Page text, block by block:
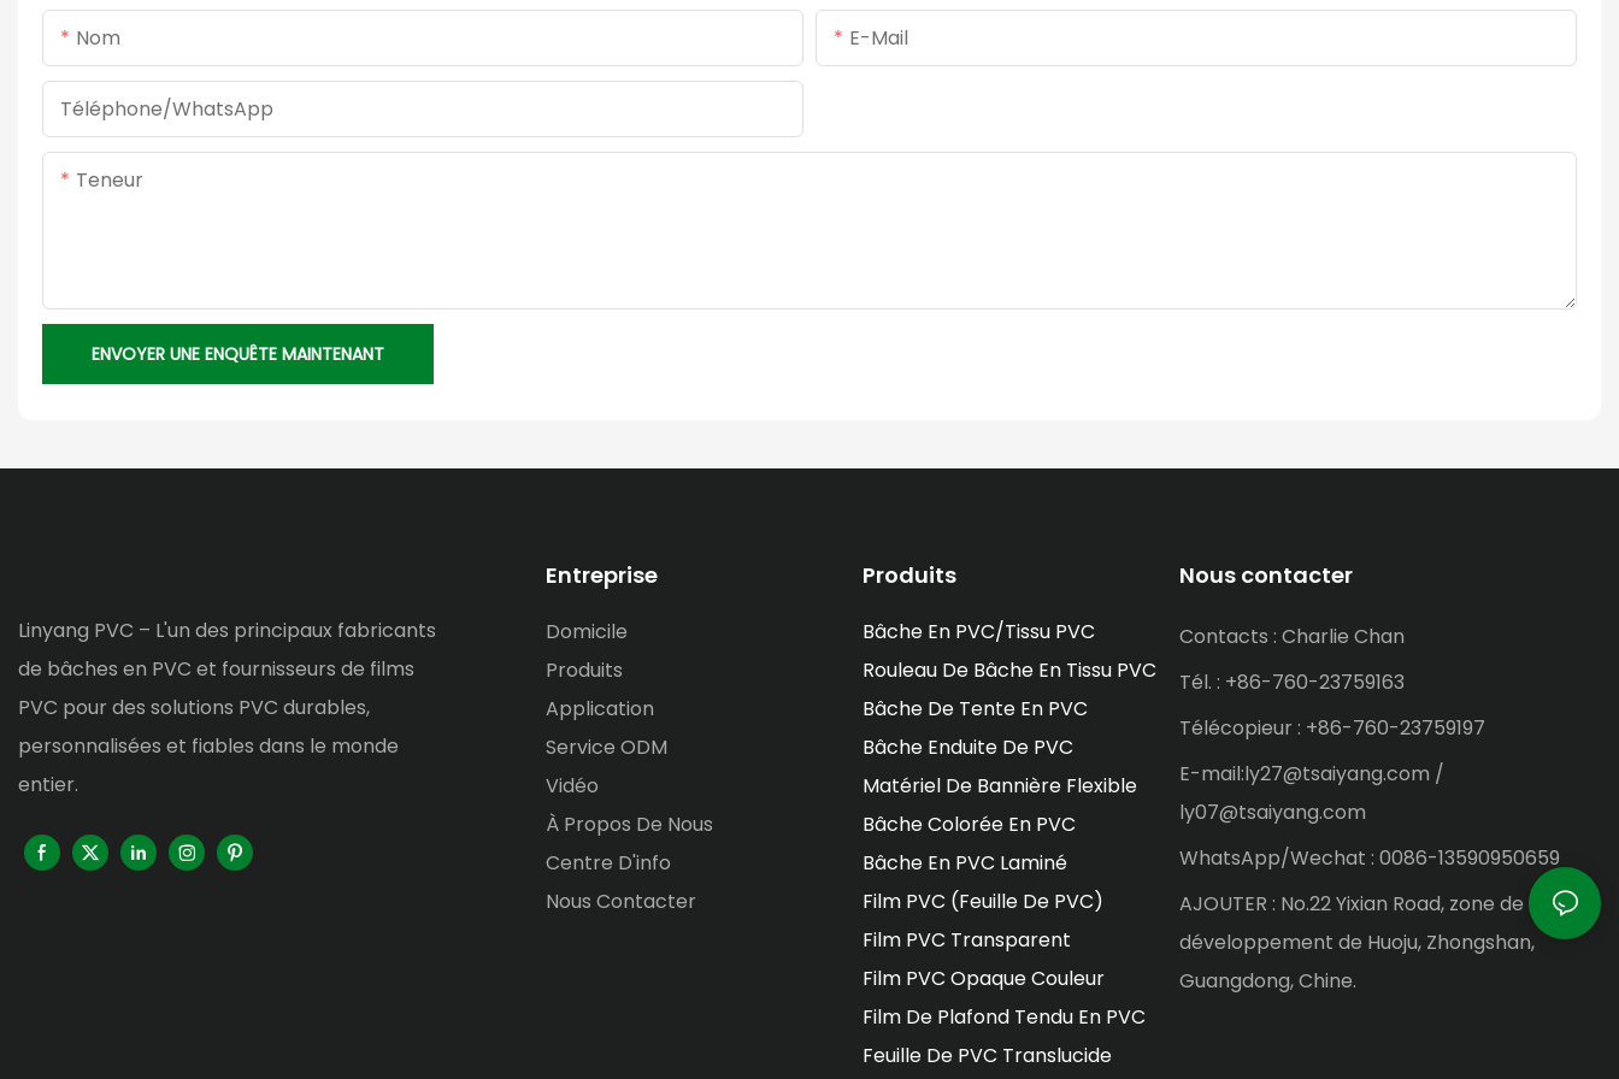
Nom E-Mail
Téléphone/WhatsApp
Teneur
ENVOYER UNE ENQUÊTE MAINTENANT
Linyang PVC – L'un des principaux fabricants
de bâches en PVC et fournisseurs de films
PVC pour des solutions PVC durables,
personnalisées et fiables dans le monde
entier.
Entreprise
Domicile
Produits
Application
Service ODM
Vidéo
À Propos De Nous
Centre D'info
Nous Contacter
Produits
Bâche En PVC/tissu PVC
Rouleau De Bâche En Tissu PVC
Bâche De Tente En PVC
Bâche Enduite De PVC
Matériel De Bannière Flexible
Bâche Colorée En PVC
Bâche En PVC Laminé
Film PVC (feuille De PVC)
Film PVC Transparent
Film PVC Opaque Couleur
Film De Plafond Tendu En PVC
Feuille De PVC Translucide
Nous contacter
Contacts : Charlie Chan
Tél. : +86-760-23759163
Télécopieur : +86-760-23759197
E-mail:ly27@tsaiyang.com /
ly07@tsaiyang.com
WhatsApp/Wechat : 0086-13590950659
AJOUTER : No.22 Yixian Road, zone de
développement de Huoju, Zhongshan,
Guangdong, Chine.